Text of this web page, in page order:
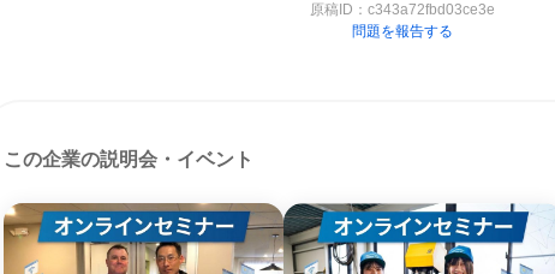
原稿ID： c343a72fbd03ce3e
問題を報告する
この企業の説明会・イベント